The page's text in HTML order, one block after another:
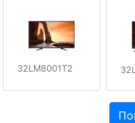
32LM8001T2